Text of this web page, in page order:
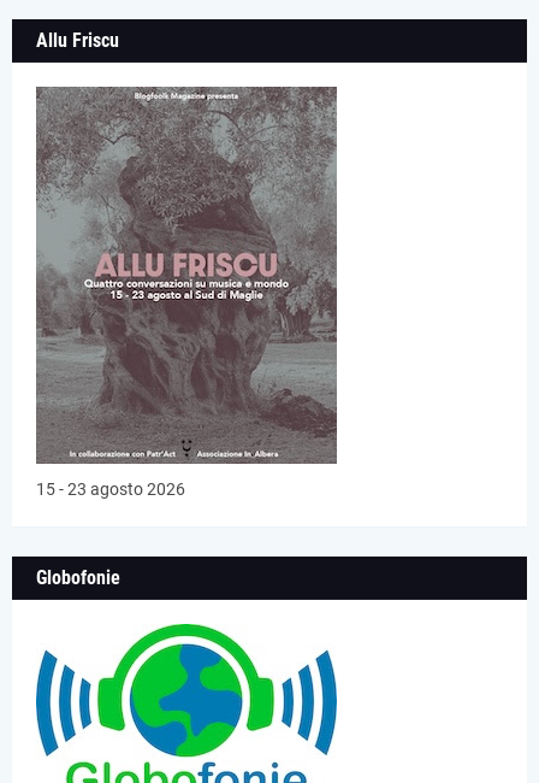
Allu Friscu
15 - 23 agosto 2026
Globofonie